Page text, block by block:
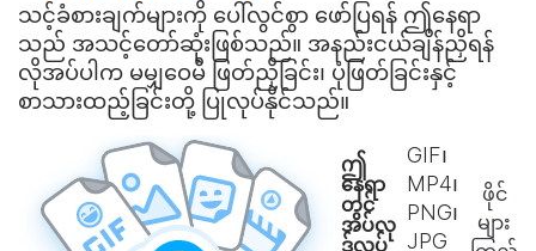
သင့်ခံစားချက်များကို ပေါ်လွင်စွာ ဖော်ပြရန် ဤနေရာ
သည် အသင့်တော်ဆုံးဖြစ်သည်။ အနည်းငယ်ချိန်ညှိရန်
လိုအပ်ပါက မမျှဝေမီ ဖြတ်ညှိခြင်း၊ ပုံဖြတ်ခြင်းနှင့်
စာသားထည့်ခြင်းတို့ ပြုလုပ်နိုင်သည်။
ဤ
နေရာ
တွင်
အပ်လု
ဒ်လုပ်
GIF၊
MP4၊
PNG၊
JPG
ဖိုင်
များ